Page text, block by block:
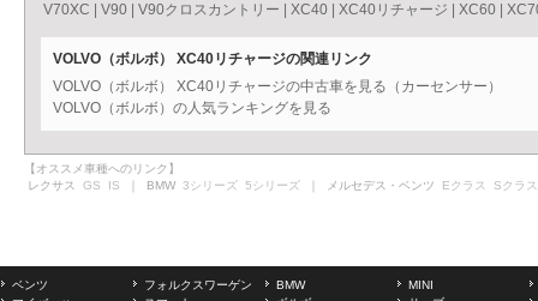
V70XC
V90 V90クロスカントリー XC40 XC40リチャージ XC60
VOLVO（ボルボ） XC40リチャージの関連リンク
VOLVO（ボルボ） XC40リチャージの中古車を見る（カーセンサー）
VOLVO（ボルボ）の人気ランキングを見る
【オススメ車種へのリンク】
レクサス GS IS ｜ BMW 3シリーズ 5シリーズ ｜ メルセデス・ベンツ Eクラス Sクラス
ベンツ フォルクスワーゲン BMW
MINI